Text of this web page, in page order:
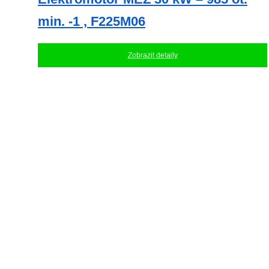
min. -1 , F225M06
Zobrazit detaily